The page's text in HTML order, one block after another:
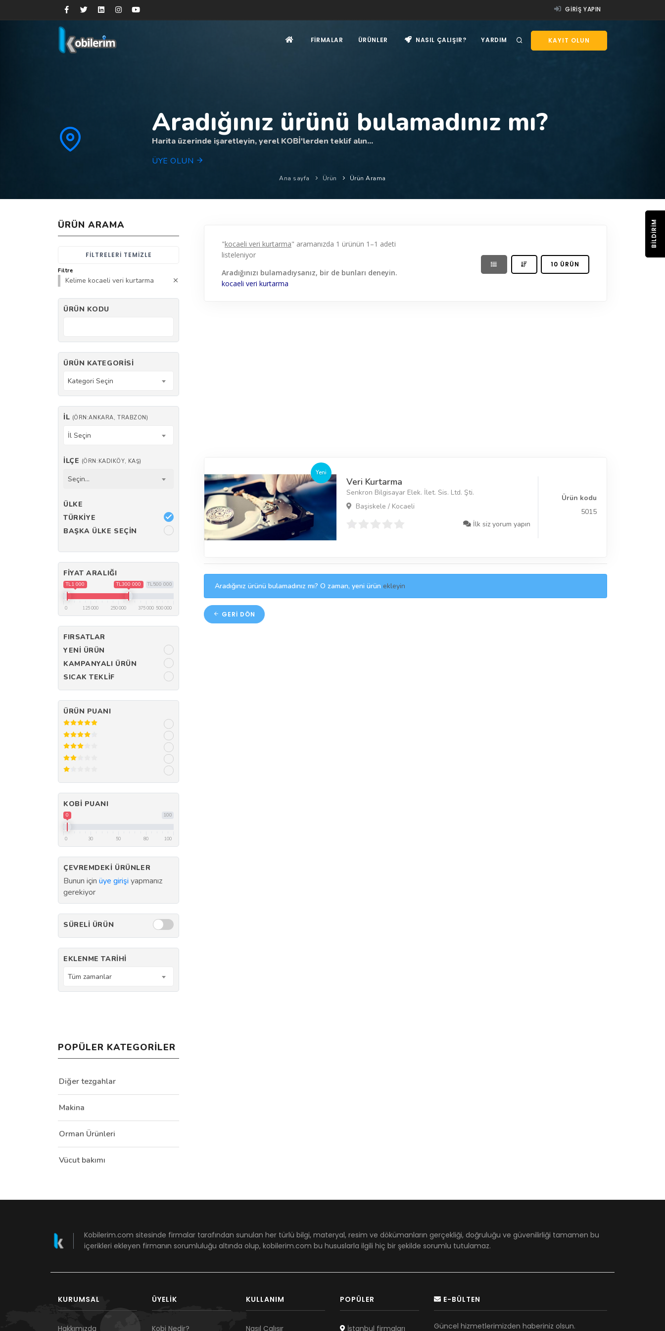
GIRIŞ YAPIN
KAYIT OLUN
FIRMALAR ÜRÜNLER NASIL ÇALIŞIR? YARDIM
Aradığınız ürünü bulamadınız mı?
Harita üzerinde işaretleyin, yerel KOBİ'lerden teklif alın...
ÜYE OLUN
Ana sayfa Ürün Ürün Arama
"kocaeli veri kurtarma" aramanızda 1 ürünün 1–1 adeti
listeleniyor
Aradığınızı bulamadıysanız, bir de bunları deneyin.
kocaeli veri kurtarma
10 ÜRÜN
Yeni
Veri Kurtarma
Senkron Bilgisayar Elek. İlet. Sis. Ltd. Şti.
Başiskele / Kocaeli
İlk siz yorum yapın
Ürün kodu
5015
Aradığınız ürünü bulamadınız mı? O zaman, yeni ürün ekleyin
GERI DÖN
ÜRÜN ARAMA
FILTRELERI TEMIZLE
Filtre
Kelime kocaeli veri kurtarma
ÜRÜN KODU
ÜRÜN KATEGORISI
Kategori Seçin
İL (ÖRN:ANKARA, TRABZON)
İl Seçin
İLÇE (ÖRN:KADIKÖY, KAŞ)
Seçin...
ÜLKE
TÜRKIYE
BAŞKA ÜLKE SEÇIN
FIYAT ARALIĞI
TL500 000
TL1 000 TL300 000
0 125 000 250 000 375 000 500 000
FIRSATLAR
YENI ÜRÜN
KAMPANYALI ÜRÜN
SICAK TEKLIF
ÜRÜN PUANI
KOBI PUANI
100
0
0 30 50 80 100
ÇEVREMDEKI ÜRÜNLER
Bunun için üye girişi yapmanız
gerekiyor
SÜRELI ÜRÜN
EKLENME TARIHI
Tüm zamanlar
POPÜLER KATEGORILER
Diğer tezgahlar
Makina
Orman Ürünleri
Vücut bakımı
Kobilerim.com sitesinde firmalar tarafından sunulan her türlü bilgi, materyal, resim ve dökümanların gerçekliği, doğruluğu ve güvenilirliği tamamen bu
içerikleri ekleyen firmanın sorumluluğu altında olup, kobilerim.com bu hususlarla ilgili hiç bir şekilde sorumlu tutulamaz.
KURUMSAL
Hakkımızda
ÜYELIK
Kobi Nedir?
KULLANIM
Nasıl Çalışır
POPÜLER
İstanbul firmaları
E-BÜLTEN
Güncel hizmetlerimizden haberiniz olsun.
BILDIRIM